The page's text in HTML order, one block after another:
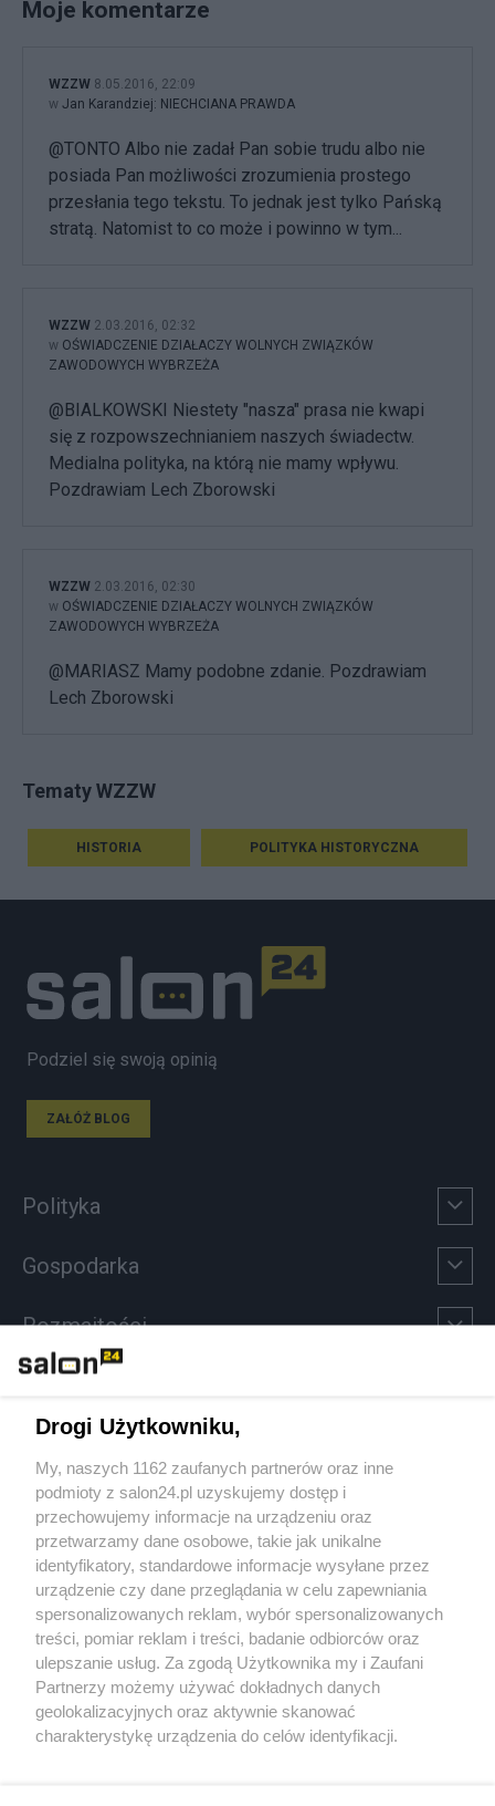
Moje komentarze
WZZW 8.05.2016, 22:09
w Jan Karandziej: NIECHCIANA PRAWDA
@TONTO Albo nie zadał Pan sobie trudu albo nie
posiada Pan możliwości zrozumienia prostego
przesłania tego tekstu. To jednak jest tylko Pańską
stratą. Natomist to co może i powinno w tym...
WZZW 2.03.2016, 02:32
w OŚWIADCZENIE DZIAŁACZY WOLNYCH ZWIĄZKÓW
ZAWODOWYCH WYBRZEŻA
@BIALKOWSKI Niestety "nasza" prasa nie kwapi
się z rozpowszechnianiem naszych świadectw.
Medialna polityka, na którą nie mamy wpływu.
Pozdrawiam Lech Zborowski
WZZW 2.03.2016, 02:30
w OŚWIADCZENIE DZIAŁACZY WOLNYCH ZWIĄZKÓW
ZAWODOWYCH WYBRZEŻA
@MARIASZ Mamy podobne zdanie. Pozdrawiam
Lech Zborowski
Tematy WZZW
HISTORIA POLITYKA HISTORYCZNA
Podziel się swoją opinią
ZAŁÓŻ BLOG
Polityka
Gospodarka
Rozmaitości
Sport
Społeczeństwo
Kultura
X Facebook Instagram Youtube
Drogi Użytkowniku,
My, naszych 1162 zaufanych partnerów oraz inne
podmioty z salon24.pl uzyskujemy dostęp i
przechowujemy informacje na urządzeniu oraz
przetwarzamy dane osobowe, takie jak unikalne
identyfikatory, standardowe informacje wysyłane przez
urządzenie czy dane przeglądania w celu zapewniania
spersonalizowanych reklam, wybór spersonalizowanych
treści, pomiar reklam i treści, badanie odbiorców oraz
ulepszanie usług. Za zgodą Użytkownika my i Zaufani
Partnerzy możemy używać dokładnych danych
geolokalizacyjnych oraz aktywnie skanować
charakterystykę urządzenia do celów identyfikacji.